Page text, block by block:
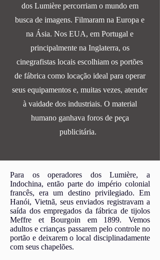
dos Lumière percorriam o mundo em
busca de imagens. Filmaram na Europa e
na Ásia. Nos EUA, em Portugal e
principalmente na Inglaterra, os
cinegrafistas locais escolhiam os portões
de fábrica como locação ideal para operar
seus equipamentos e, muitas vezes, atender
à vaidade dos industriais. O material
humano ganhava foros de peça
publicitária.
Para os operadores dos Lumière, a
Indochina, então parte do império colonial
francês, era um destino privilegiado. Em
Hanói, Vietnã, seus enviados registravam a
saída dos empregados da fábrica de tijolos
Meffre et Bourgoin em 1899. Vemos
adultos e crianças passarem pelo controle no
portão e deixarem o local disciplinadamente
com seus chapelões.